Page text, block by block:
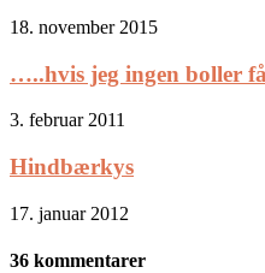
18. november 2015
…..hvis jeg ingen boller
3. februar 2011
Hindbærkys
17. januar 2012
36 kommentarer